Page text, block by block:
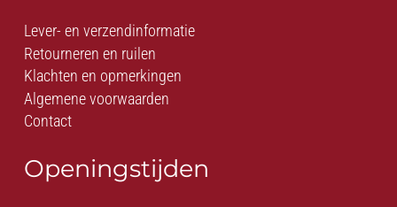
Lever- en verzendinformatie
Retourneren en ruilen
Klachten en opmerkingen
Algemene voorwaarden
Contact
Openingstijden